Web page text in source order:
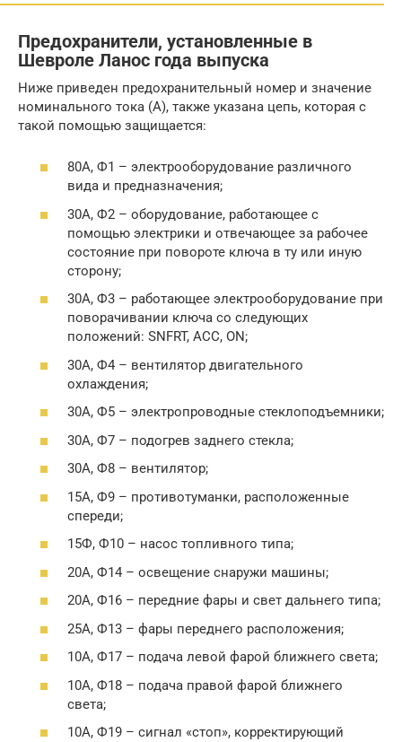
Предохранители, установленные в
Шевроле Ланос года выпуска
Ниже приведен предохранительный номер и значение
номинального тока (А), также указана цепь, которая с
такой помощью защищается:
80А, Ф1 – электрооборудование различного
вида и предназначения;
30А, Ф2 – оборудование, работающее с
помощью электрики и отвечающее за рабочее
состояние при повороте ключа в ту или иную
сторону;
30А, Ф3 – работающее электрооборудование при
поворачивании ключа со следующих
положений: SNFRT, ACC, ON;
30А, Ф4 – вентилятор двигательного
охлаждения;
30А, Ф5 – электропроводные стеклоподъемники;
30А, Ф7 – подогрев заднего стекла;
30А, Ф8 – вентилятор;
15А, Ф9 – противотуманки, расположенные
спереди;
15Ф, Ф10 – насос топливного типа;
20А, Ф14 – освещение снаружи машины;
20А, Ф16 – передние фары и свет дальнего типа;
25А, Ф13 – фары переднего расположения;
10А, Ф17 – подача левой фарой ближнего света;
10А, Ф18 – подача правой фарой ближнего
света;
10А, Ф19 – сигнал «стоп», корректирующий